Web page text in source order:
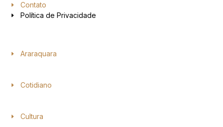
Contato
Política de Privacidade
Araraquara
Cotidiano
Cultura